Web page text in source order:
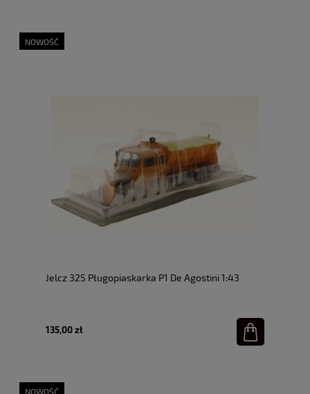
Jelcz 325 Pługopiaskarka P1 De Agostini 1:43
135,00 zł
NOWOŚĆ
NOWOŚĆ